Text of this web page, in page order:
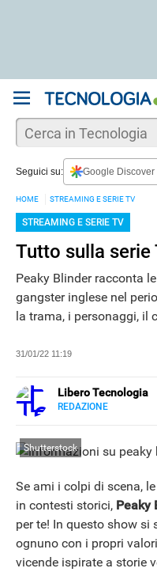
Seguici su: Google Discover
HOME STREAMING E SERIE TV
STREAMING E SERIE TV
Tutto sulla serie
Peaky Blinder racconta
gangster inglese nel
la trama, i personaggi, il
31/01/22 11:19
Libero Tecnologia
REDAZIONE
tutorial, per un
articoli sul mondo
video, smartphone
Shutterstock
Se ami i colpi di scena,
in contesti storici, Peaky
per te! In questo show
ognuno con i propri
vicende ispirate a storie